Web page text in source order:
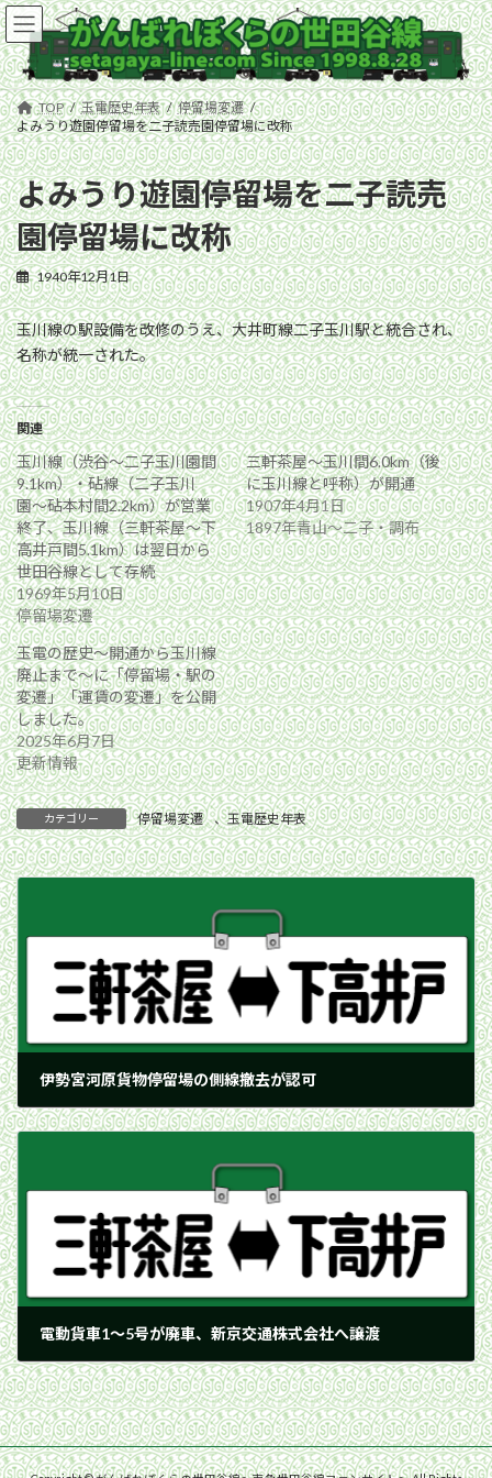
コ
ン
テ
ン
ツ
へ
ス
キ
ッ
プ
ナ
ビ
ゲ
ー
シ
ョ
ン
に
移
動
TOP 玉電歴史年表
停留場変遷
よみうり遊園停留場を二子読売園停留場に改称
よみうり遊園停留場を二子読売
園停留場に改称
1940年12月1日
玉川線の駅設備を改修のうえ、大井町線二子玉川駅と統合され、
名称が統一された。
関連
玉川線（渋谷〜二子玉川園間
9.1km）・砧線（二子玉川
園〜砧本村間2.2km）が営業
終了、玉川線（三軒茶屋〜下
高井戸間5.1km）は翌日から
世田谷線として存続
1969年5月10日
停留場変遷
三軒茶屋〜玉川間6.0km（後
に玉川線と呼称）が開通
1907年4月1日
1897年青山〜二子・調布
玉電の歴史～開通から玉川線
廃止まで～に「停留場・駅の
変遷」「運賃の変遷」を公開
しました。
2025年6月7日
更新情報
カテゴリー 停留場変遷 、玉電歴史年表
伊勢宮河原貨物停留場の側線撤去が認可
1940年10月22日
電動貨車1〜5号が廃車、新京交通株式会社へ譲渡
1941年10月30日